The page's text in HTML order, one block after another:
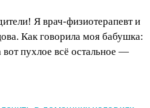
Я врач-физиотерапевт и
Как говорила моя бабушка:
пухлое всё остальное —